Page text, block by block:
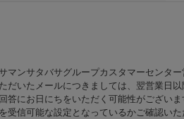
マンサタバサグループカスタマーセンター
だいたメールにつきましては、翌営業日
答にお日にちをいただく可能性がございま
受信可能な設定となっているかご確認いた